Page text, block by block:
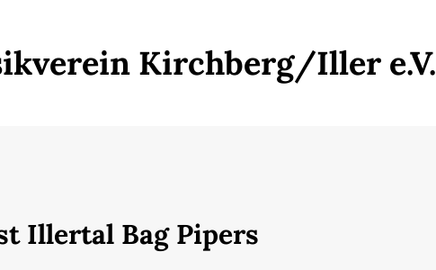
Kirchberg/Iller e.V.
Illertal Bag Pipers